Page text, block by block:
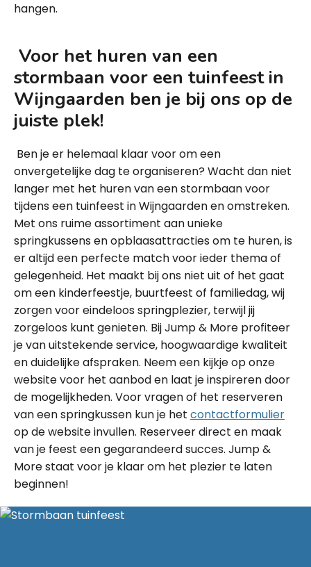
hangen.
Voor het huren van een
stormbaan voor een tuinfeest in
Wijngaarden ben je bij ons op de
juiste plek!
Ben je er helemaal klaar voor om een
onvergetelijke dag te organiseren? Wacht dan niet
langer met het huren van een stormbaan voor
tijdens een tuinfeest in Wijngaarden en omstreken.
Met ons ruime assortiment aan unieke
springkussens en opblaasattracties om te huren, is
er altijd een perfecte match voor ieder thema of
gelegenheid. Het maakt bij ons niet uit of het gaat
om een kinderfeestje, buurtfeest of familiedag, wij
zorgen voor eindeloos springplezier, terwijl jij
zorgeloos kunt genieten. Bij Jump & More profiteer
je van uitstekende service, hoogwaardige kwaliteit
en duidelijke afspraken. Neem een kijkje op onze
website voor het aanbod en laat je inspireren door
de mogelijkheden. Voor vragen of het reserveren
van een springkussen kun je het contactformulier
op de website invullen. Reserveer direct en maak
van je feest een gegarandeerd succes. Jump &
More staat voor je klaar om het plezier te laten
beginnen!